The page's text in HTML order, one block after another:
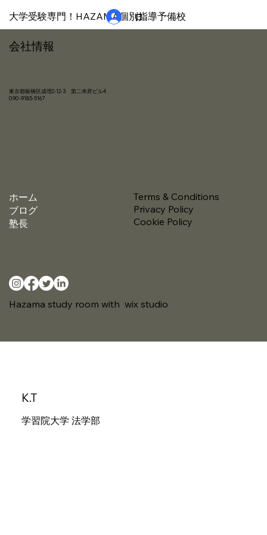
​大学受験専門！HAZAMA個別指導予備校
ログイン
K.T
学習院大学 法学部
​​会社情報
東京都板橋区成増2-12-3 第二幸昇ビル4
​090-9185-5167
ホーム
ブログ
塾長
Cookie Policy
Privacy Policy
Terms & Conditions
Hazama study room with wix studio